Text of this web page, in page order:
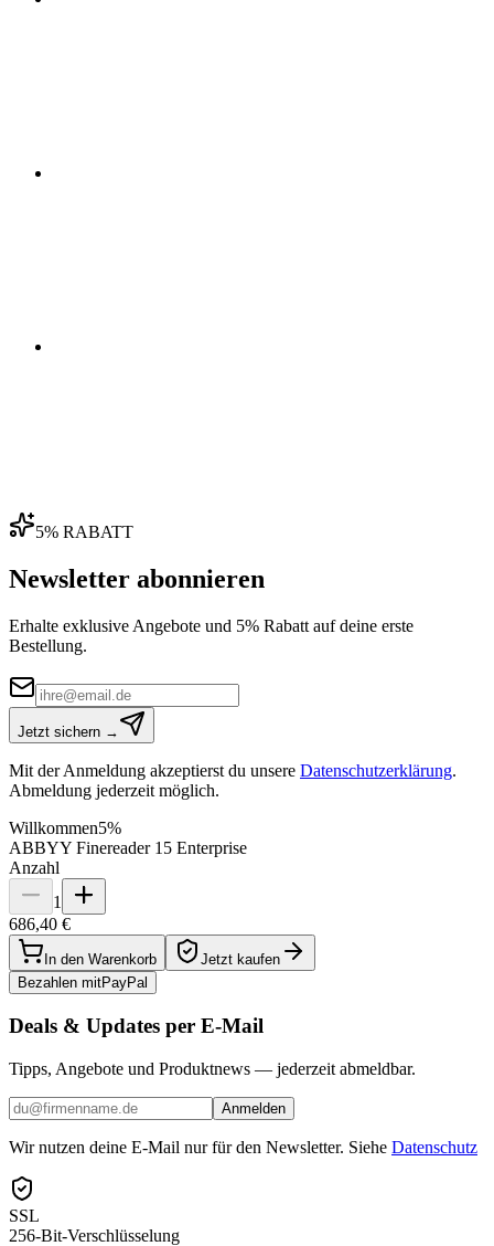
5% RABATT
Newsletter abonnieren
Erhalte exklusive Angebote und 5% Rabatt auf deine erste
Bestellung.
Jetzt sichern →
Mit der Anmeldung akzeptierst du unsere Datenschutzerklärung.
Abmeldung jederzeit möglich.
Willkommen5%
ABBYY Finereader 15 Enterprise
Anzahl
1
686,40 €
In den Warenkorb
Jetzt kaufen
Bezahlen mitPayPal
Deals & Updates per E-Mail
Tipps, Angebote und Produktnews — jederzeit abmeldbar.
Anmelden
Wir nutzen deine E-Mail nur für den Newsletter. Siehe Datenschutz
SSL
256-Bit-Verschlüsselung